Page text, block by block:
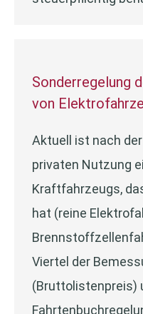
Sonderregelung
von
Aktuell ist nach
privaten Nutzung
Kraftfahrzeugs,
hat (reine
Viertel der
(Bruttolistenpreis)